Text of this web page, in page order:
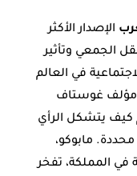
الإصدار الأكثر
الجمعي وتأثير
في العالم
مؤلف غوستاف
كيف يتشكل الرأي
مابوكو،
في المملكة، تفخر